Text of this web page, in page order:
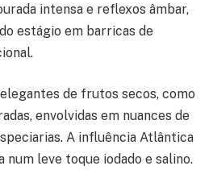
intensa e reflexos âmbar,
estágio em barricas de
de frutos secos, como
envolvidas em nuances de
A influência Atlântica
num leve toque iodado e salino.